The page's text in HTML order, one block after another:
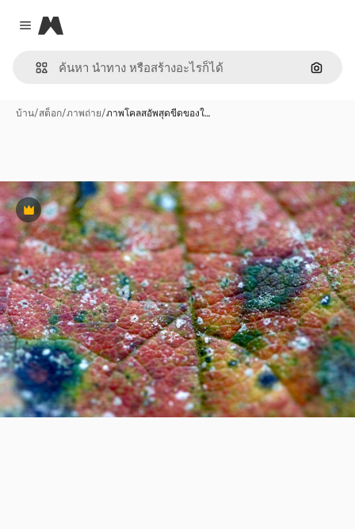
Close menu
Magnific
ค้นหา
บ้าน/สต็อก/ภาพถ่าย/ภาพโคลสอัพสุดขีดของใ…
พรีเมี่ยม